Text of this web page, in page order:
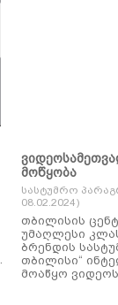
მოწყობა
სასტუმრო
08.02.2024)
თბილისის
უმაღლესი
ბრენდის
თბილისი“
მოაწყო